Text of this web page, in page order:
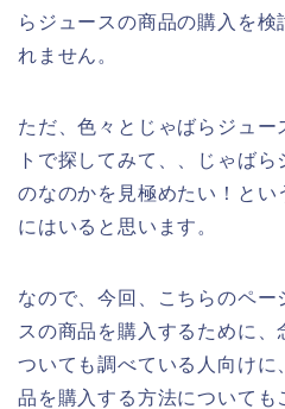
らジュースの商品の購入を検
れません。
ただ、色々とじゃばらジュー
トで探してみて、、じゃば
のなのかを見極めたい！とい
にはいると思います。
なので、今回、こちらのペー
スの商品を購入するために、
ついても調べている人向けに
品を購入する方法についても